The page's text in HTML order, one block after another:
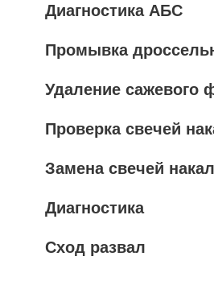
Диагностика АБС
Промывка
Удаление сажевого
Проверка свечей
Замена свечей
Диагностика
Сход развал